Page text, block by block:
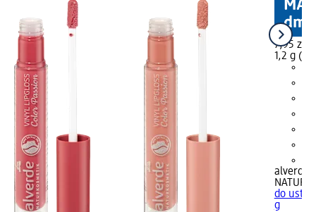
7,95 zł
1,2 g
alverde
do ust
g